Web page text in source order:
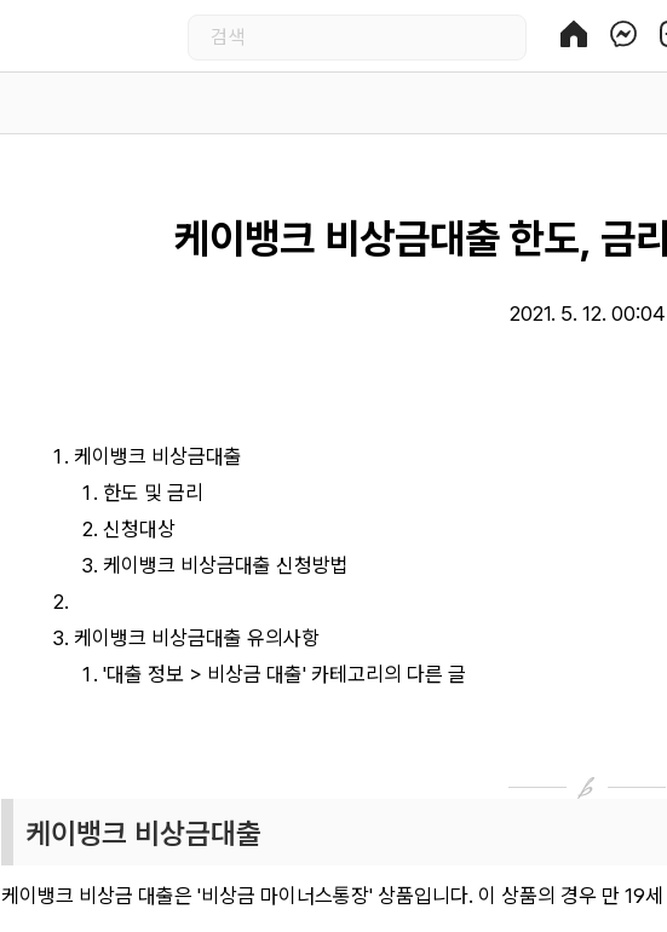
케이뱅크 비상금대출 한도, 금
2021. 5. 12. 00:04
케이뱅크 비상금대출
한도 및 금리
신청대상
케이뱅크 비상금대출 신청방법
케이뱅크 비상금대출 유의사항
'대출 정보 > 비상금 대출' 카테고리의 다른 글
케이뱅크 비상금대출
케이뱅크 비상금 대출은 '비상금 마이너스통장' 상품입니다. 이 상품의 경우 만 19